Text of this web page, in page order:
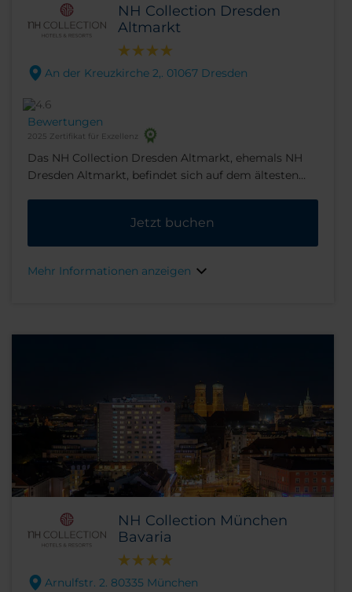
NH Collection Dresden
Altmarkt
An der Kreuzkirche 2,. 01067 Dresden
Bewertungen
2025 Zertifikat für Exzellenz
Das NH Collection Dresden Altmarkt, ehemals NH
Dresden Altmarkt, befindet sich auf dem ältesten
Hotels erreichen sowohl Geschäfts- als auch
Urlaubsreisende zu Fuß alles, was sie benötigen.
Hotels erreichen sowohl Geschäfts- als auch
Jetzt buchen
Mehr Informationen anzeigen
NH Collection München
Bavaria
Arnulfstr. 2. 80335 München